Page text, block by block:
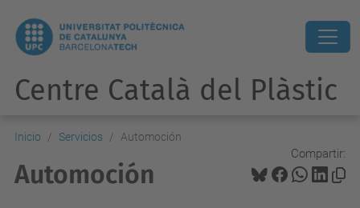
Centre Català del Plàstic
Inicio Servicios Automoción
Compartir:
Automoción